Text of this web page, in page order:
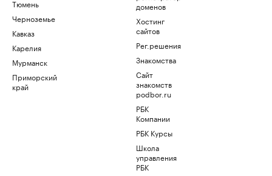
Тюмень
Черноземье
Кавказ
Карелия
Мурманск
Приморский
край
доменов
Хостинг
сайтов
Рег.решения
Знакомства
Сайт
знакомств
podbor.ru
РБК
Компании
РБК Курсы
Школа
управления
РБК